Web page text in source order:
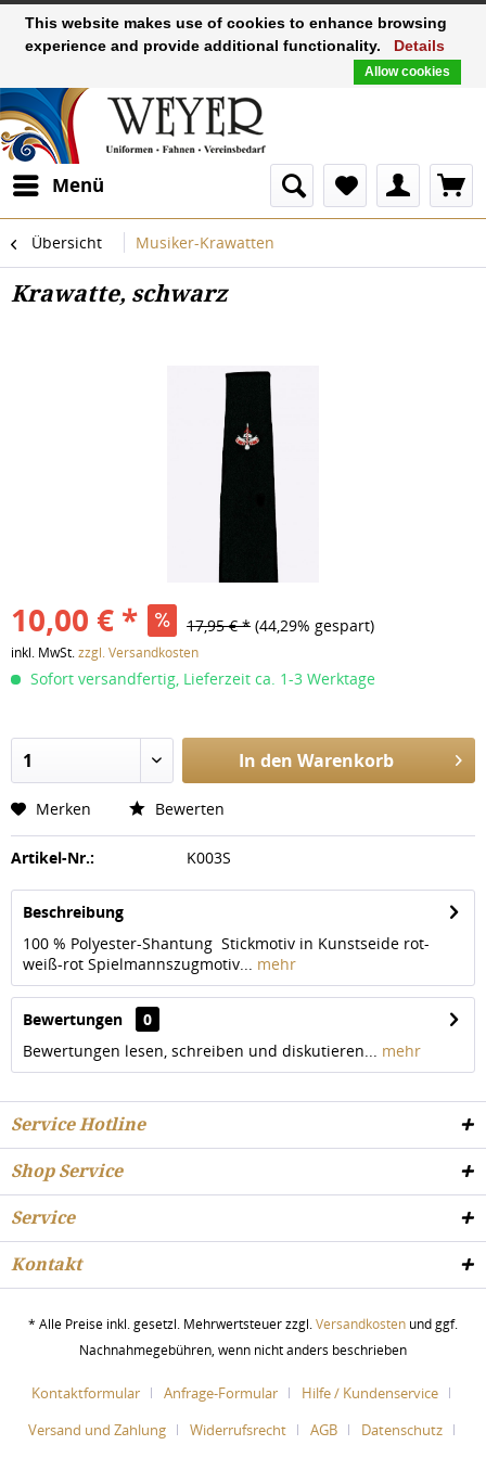
Menü
Übersicht Musiker-Krawatten
Krawatte, schwarz
10,00 € * 17,95 € * (44,29% gespart)
inkl. MwSt.zzgl. Versandkosten
Sofort versandfertig, Lieferzeit ca. 1-3 Werktage
In den Warenkorb
Merken Bewerten
Artikel-Nr.: K003S
Beschreibung
100 % Polyester-Shantung Stickmotiv in Kunstseide rot-
weiß-rot Spielmannszugmotiv... mehr
Bewertungen
0
Bewertungen lesen, schreiben und diskutieren... mehr
Service Hotline
Shop Service
Service
Kontakt
* Alle Preise inkl. gesetzl. Mehrwertsteuer zzgl.Versandkosten und ggf.
Nachnahmegebühren, wenn nicht anders beschrieben
Kontaktformular Anfrage-Formular
Hilfe / Kundenservice
Versand und Zahlung
Widerrufsrecht AGB
Datenschutz
This website makes use of cookies to enhance browsing
experience and provide additional functionality.
Details
Allow cookies